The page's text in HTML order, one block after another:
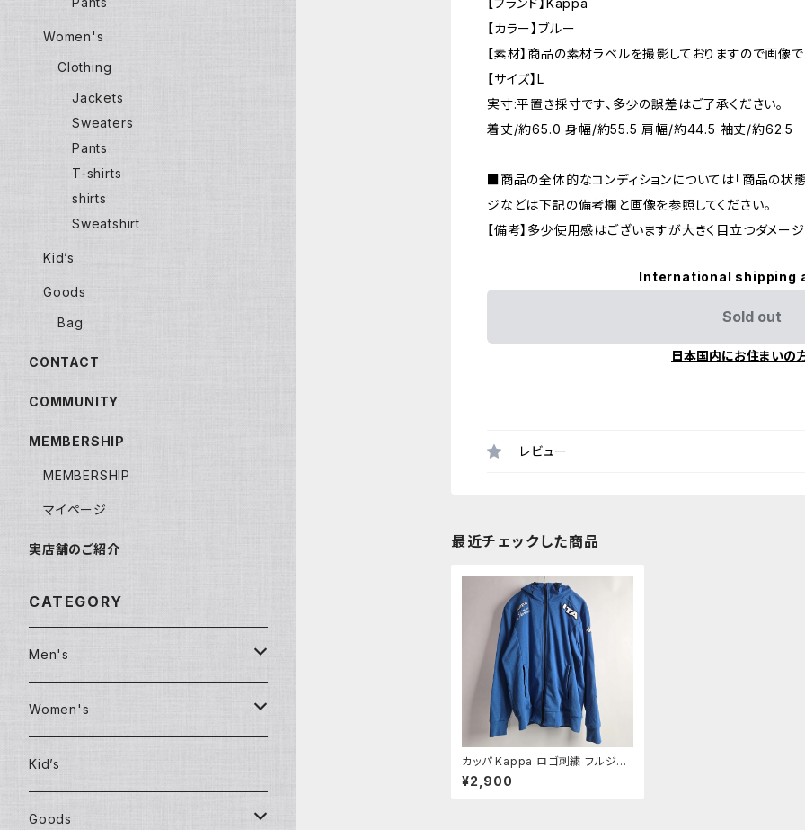
【ブランド】Kappa
【カラー】ブルー
【素材】商品の素材ラベルを撮影しておりますので画像
【サイズ】L
実寸:平置き採寸です、多少の誤差はご了承ください。
着丈/約65.0 身幅/約55.5 肩幅/約44.5 袖丈/約62.5
■商品の全体的なコンディションについては「商品の状
ジなどは下記の備考欄と画像を参照してください。
【備考】多少使用感はございますが大きく目立つダメー
International shipping
Sold out
日本国内にお住まいの
レビュー
最近チェックした商品
カッパ Kappa ロゴ刺繍 フルジッ
プスウェットパーカー エルボーパッ
チ L ブルー m0730-16
¥2,900
Women's
Clothing
Jackets
Sweaters
Pants
T-shirts
shirts
Sweatshirt
Kid’s
Goods
Bag
CONTACT
COMMUNITY
MEMBERSHIP
MEMBERSHIP
マイページ
実店舗のご紹介
CATEGORY
Men's
Clothing
T-shirt
Shirt
Women's
Clothing
Jackets
Kid’s
Goods